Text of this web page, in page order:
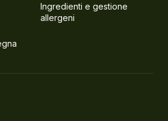
Ingredienti e gestione
allergeni